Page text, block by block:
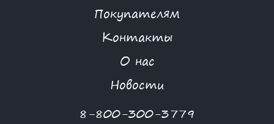
Покупателям
Контакты
О нас
Новости
8-800-300-3779